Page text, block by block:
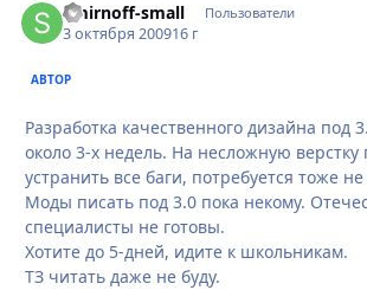
Smirnoff-small Пользователи
3 октября 200916 г
АВТОР
Разработка качественного дизайна под
около 3-х недель. На несложную верстку
устранить все баги, потребуется тоже
Моды писать под 3.0 пока некому.
специалисты не готовы.
Хотите до 5-дней, идите к школьникам.
ТЗ читать даже не буду.